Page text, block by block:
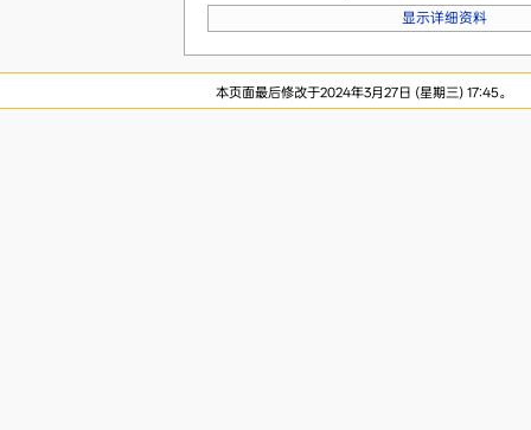
显示详细资料
本页面最后修改于2024年3月27日 (星期三) 17:45。